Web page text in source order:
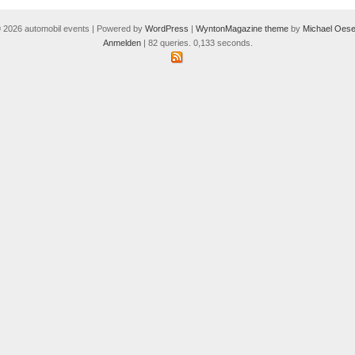
2026 automobil events | Powered by WordPress | WyntonMagazine theme by Michael
Anmelden| 82 queries. 0,133 seconds.